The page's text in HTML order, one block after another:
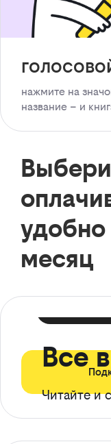
нажмите на
название – и
удобно
месяц
Все
Читайте и